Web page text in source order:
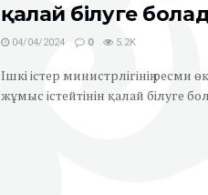
қалай білуге
04/04/2024 0 5.2K
Ішкі істер министрлігінің
жұмыс істейтінін қалай білуге